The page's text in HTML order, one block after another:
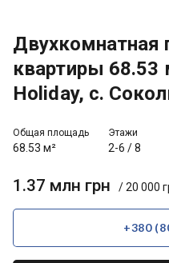
Двухкомнатная
квартиры 68.53
Holiday, с.
Общая площадь
68.53 м²
Этажи
2-6 /8
1.37 млн грн / 20 000
+380